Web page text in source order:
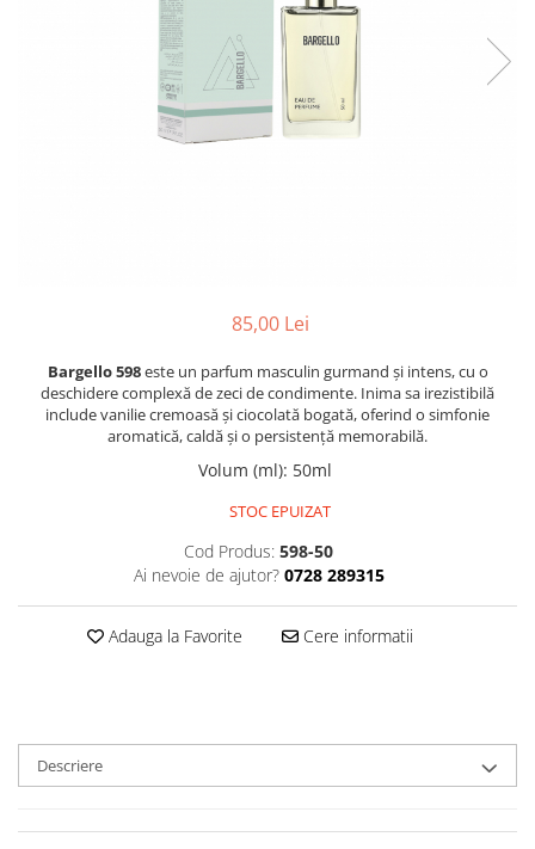
Floral-Fructat-Gurmand
Floral-Lemnos/Mosc
Pielarie
Floral-Aldehidic
Floral-Lemnos
Aromatic-Condimentat
Lemnos-Floral/Mosc
Floral-Fructat
Citric
85,00 Lei
Bargello 598este un parfum masculin gurmand și intens, cu o
deschidere complexă de zeci de condimente. Inima sa irezistibilă
include vanilie cremoasă și ciocolată bogată, oferind o simfonie
aromatică, caldă și o persistență memorabilă.
Volum (ml): 50ml
STOC EPUIZAT
Cod Produs: 598-50
Ai nevoie de ajutor? 0728 289315
Adauga la Favorite Cere informatii
Descriere